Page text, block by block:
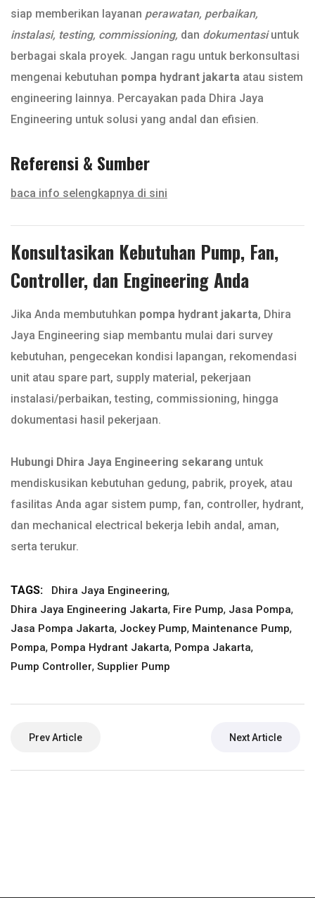
siap memberikan layanan perawatan, perbaikan,
instalasi, testing, commissioning, dan dokumentasiuntuk
berbagai skala proyek. Jangan ragu untuk berkonsultasi
mengenai kebutuhan pompa hydrant jakarta atau sistem
engineering lainnya. Percayakan pada Dhira Jaya
Engineering untuk solusi yang andal dan efisien.
Referensi & Sumber
baca info selengkapnya di sini
Konsultasikan Kebutuhan Pump, Fan,
Controller, dan Engineering Anda
Jika Anda membutuhkan pompa hydrant jakarta, Dhira
Jaya Engineering siap membantu mulai dari survey
kebutuhan, pengecekan kondisi lapangan, rekomendasi
unit atau spare part, supply material, pekerjaan
instalasi/perbaikan, testing, commissioning, hingga
dokumentasi hasil pekerjaan.
Hubungi Dhira Jaya Engineering sekarang untuk
mendiskusikan kebutuhan gedung, pabrik, proyek, atau
fasilitas Anda agar sistem pump, fan, controller, hydrant,
dan mechanical electrical bekerja lebih andal, aman,
serta terukur.
TAGS: Dhira Jaya Engineering,
Dhira Jaya Engineering Jakarta, Fire Pump, Jasa Pompa,
Jasa Pompa Jakarta, Jockey Pump, Maintenance Pump,
Pompa, Pompa Hydrant Jakarta, Pompa Jakarta,
Pump Controller, Supplier Pump
Prev Article Next Article